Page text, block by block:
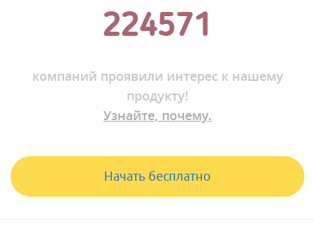
224584
компаний проявили интерес к нашему
продукту!
Узнайте, почему.
Начать бесплатно